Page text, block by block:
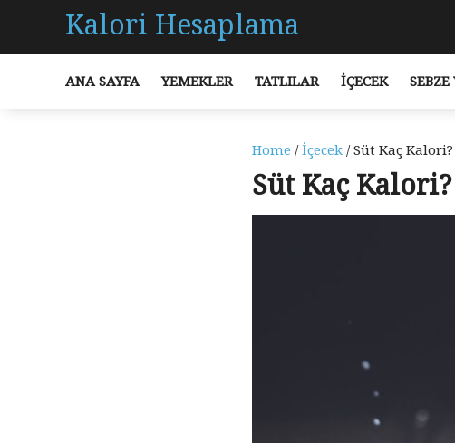
Kalori Hesaplama
ANA SAYFA YEMEKLER TATLILAR İÇECEK
Home /İçecek / Süt Kaç
Süt Kaç